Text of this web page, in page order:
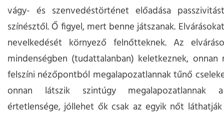
vágy- és szenvedéstörténet előadása
színésztől. Ő figyel, mert benne játszanak.
nevelkedését környező felnőtteknek. Az
mindenségben (tudattalanban) keletkeznek, onnan
felszíni nézőpontból megalapozatlannak tűnő
onnan látszik szintúgy megalapozatlannak
értetlensége, jóllehet ők csak az egyik nőt